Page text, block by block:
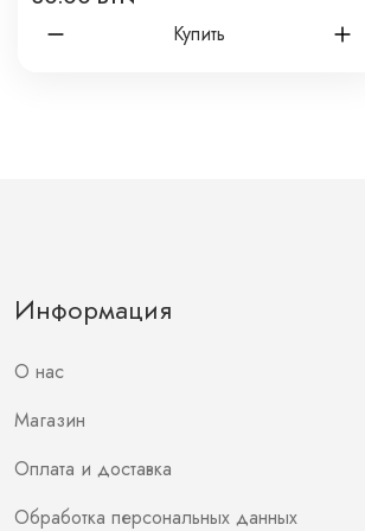
Купить
Информация
О нас
Магазин
Оплата и доставка
Обработка персональных данных